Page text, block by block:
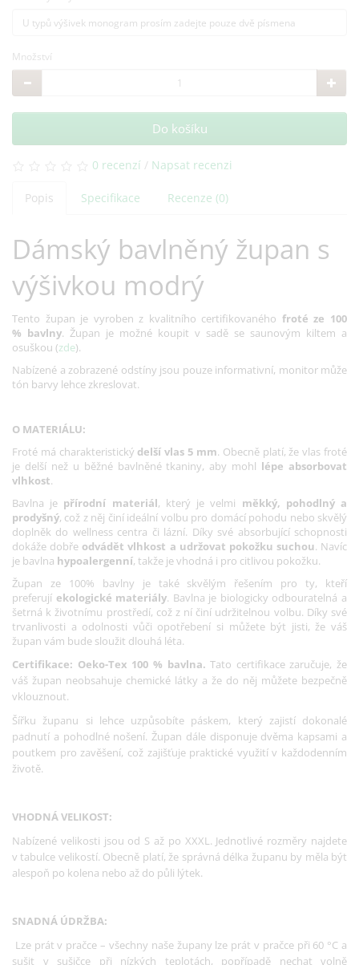
Množství
Do košíku
0 recenzí / Napsat recenzi
Popis Specifikace Recenze (0)
Dámský bavlněný župan s
výšivkou modrý
Tento župan je vyroben z kvalitního certifikovaného froté ze 100
% bavlny. Župan je možné koupit v sadě se saunovým kiltem a
osuškou (zde).
Nabízené a zobrazené odstíny jsou pouze informativní, monitor může
tón barvy lehce zkreslovat.
O MATERIÁLU:
Froté má charakteristický delší vlas 5 mm. Obecně platí, že vlas froté
je delší než u běžné bavlněné tkaniny, aby mohl lépe absorbovat
vlhkost.
Bavlna je přírodní materiál, který je velmi měkký, pohodlný a
prodyšný, což z něj činí ideální volbu pro domácí pohodu nebo skvělý
doplněk do wellness centra či lázní. Díky své absorbující schopnosti
dokáže dobře odvádět vlhkost a udržovat pokožku suchou. Navíc
je bavlna hypoalergenní, takže je vhodná i pro citlivou pokožku.
Župan ze 100% bavlny je také skvělým řešením pro ty, kteří
preferují ekologické materiály. Bavlna je biologicky odbouratelná a
šetrná k životnímu prostředí, což z ní činí udržitelnou volbu. Díky své
trvanlivosti a odolnosti vůči opotřebení si můžete být jisti, že váš
župan vám bude sloužit dlouhá léta.
Certifikace: Oeko-Tex 100 % bavlna. Tato certifikace zaručuje, že
váš župan neobsahuje chemické látky a že do něj můžete bezpečně
vklouznout.
Šířku županu si lehce uzpůsobíte páskem, který zajistí dokonalé
padnutí a pohodlné nošení. Župan dále disponuje dvěma kapsami a
poutkem pro zavěšení, což zajišťuje praktické využití v každodenním
životě.
VHODNÁ VELIKOST:
Nabízené velikosti jsou od S až po XXXL. Jednotlivé rozměry najdete
v tabulce velikostí. Obecně platí, že správná délka županu by měla být
alespoň po kolena nebo až do půli lýtek.
SNADNÁ ÚDRŽBA:
Lze prát v pračce – všechny naše župany lze prát v pračce při 60 °C a
sušit v sušičce při nízkých teplotách, popřípadě nechat volně